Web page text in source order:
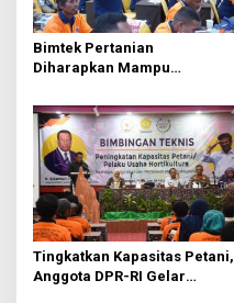
Bimtek Pertanian
Diharapkan Mampu
Hasil.
Tingkatkan Kapasitas Petani,
Anggota DPR-RI Gelar